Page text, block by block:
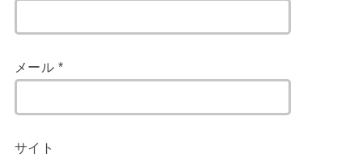
メール *
サイト